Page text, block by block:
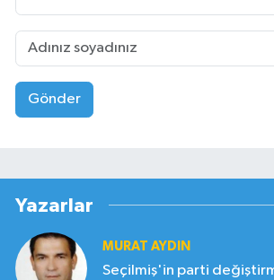
Gönder
Yazarlar
MURAT AYDIN
Seçilmiş'in parti